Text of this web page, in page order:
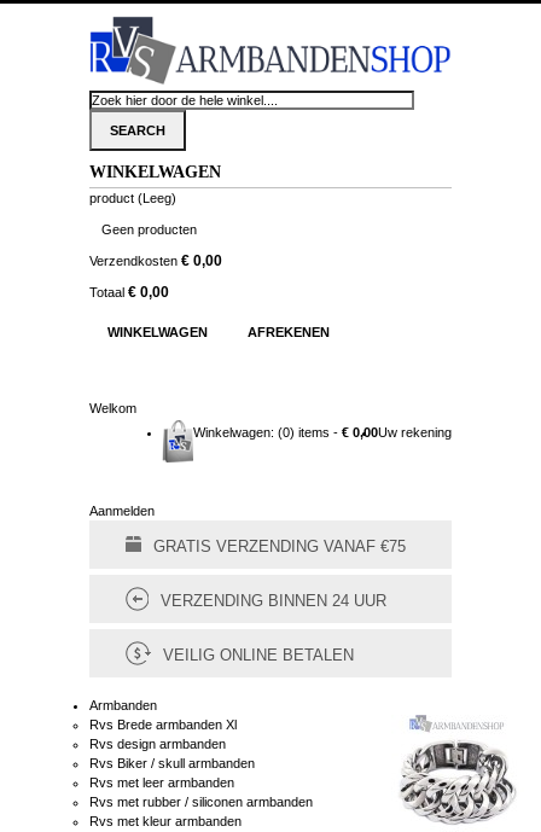
WINKELWAGEN
product (Leeg)
Geen producten
Verzendkosten € 0,00
Totaal € 0,00
WINKELWAGEN AFREKENEN
Winkelwagen: (0) items - € 0,00Uw rekening
Welkom
Aanmelden
GRATIS VERZENDING VANAF €75
VERZENDING BINNEN 24 UUR
VEILIG ONLINE BETALEN
Armbanden
Rvs Brede armbanden Xl
Rvs design armbanden
Rvs Biker / skull armbanden
Rvs met leer armbanden
Rvs met rubber / siliconen armbanden
Rvs met kleur armbanden